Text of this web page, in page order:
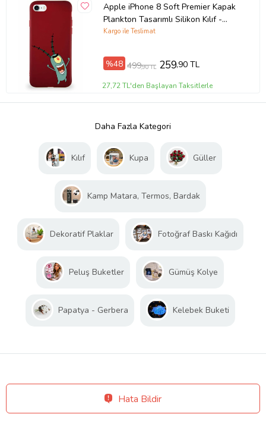
Apple iPhone 8 Soft Premier Kapak
Plankton Tasarımlı Silikon Kılıf -
Mürdüm (Şeffaf)
Kargo ile Teslimat
%48 499,90 TL 259,90 TL
27,72 TL'den Başlayan Taksitlerle
Daha Fazla Kategori
Kılıf Kupa Güller
Kamp Matara, Termos, Bardak
Dekoratif Plaklar Fotoğraf Baskı Kağıdı
Peluş Buketler Gümüş Kolye
Papatya - Gerbera Kelebek Buketi
Hata Bildir